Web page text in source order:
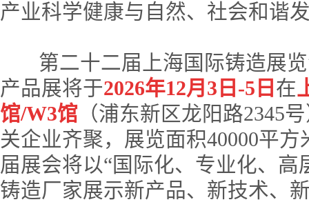
产业科学健康与自然、社会和谐
第二十二届上海国际铸造展
产品展将于2026年12月3日-5日 在
馆/W3馆 （浦东新区龙阳路2345
关企业齐聚，展览面积40000平
届展会将以“国际化、专业化、
铸造厂家展示新产品、新技术、